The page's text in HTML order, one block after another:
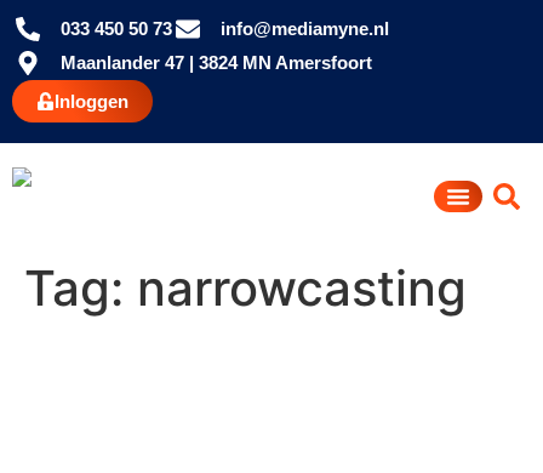
033 450 50 73
info@mediamyne.nl
Maanlander 47 | 3824 MN Amersfoort
Inloggen
Tag: narrowcasting